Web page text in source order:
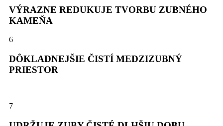
VÝRAZNE REDUKUJE TVORBU ZUBNÉHO
KAMEŇA
6
DÔKLADNEJŠIE ČISTÍ MEDZIZUBNÝ
PRIESTOR
7